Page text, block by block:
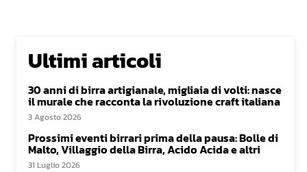
Ultimi articoli
30 anni di birra artigianale, migliaia di volti: nasce
il murale che racconta la rivoluzione craft italiana
3 Agosto 2026
Prossimi eventi birrari prima della pausa: Bolle di
Malto, Villaggio della Birra, Acido Acida e altri
31 Luglio 2026